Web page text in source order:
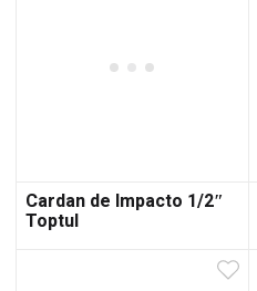
Cardan de Impacto 1/2″
Toptul